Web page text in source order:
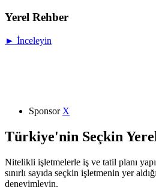
Yerel Rehber
► İnceleyin
Sponsor X
Türkiye'nin Seçkin
Nitelikli işletmelerle iş ve tatil planı
sınırlı sayıda seçkin işletmenin yer
deneyimleyin.